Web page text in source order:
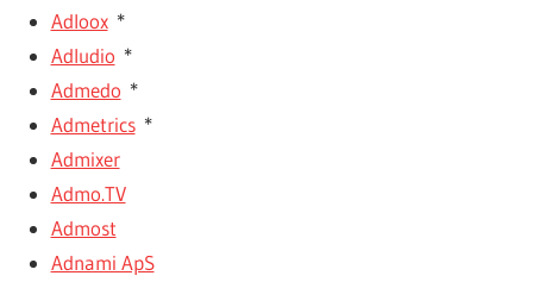
Adloox*
Adludio *
Admedo *
Admetrics*
Admixer
Admo.TV
Admost
Adnami ApS